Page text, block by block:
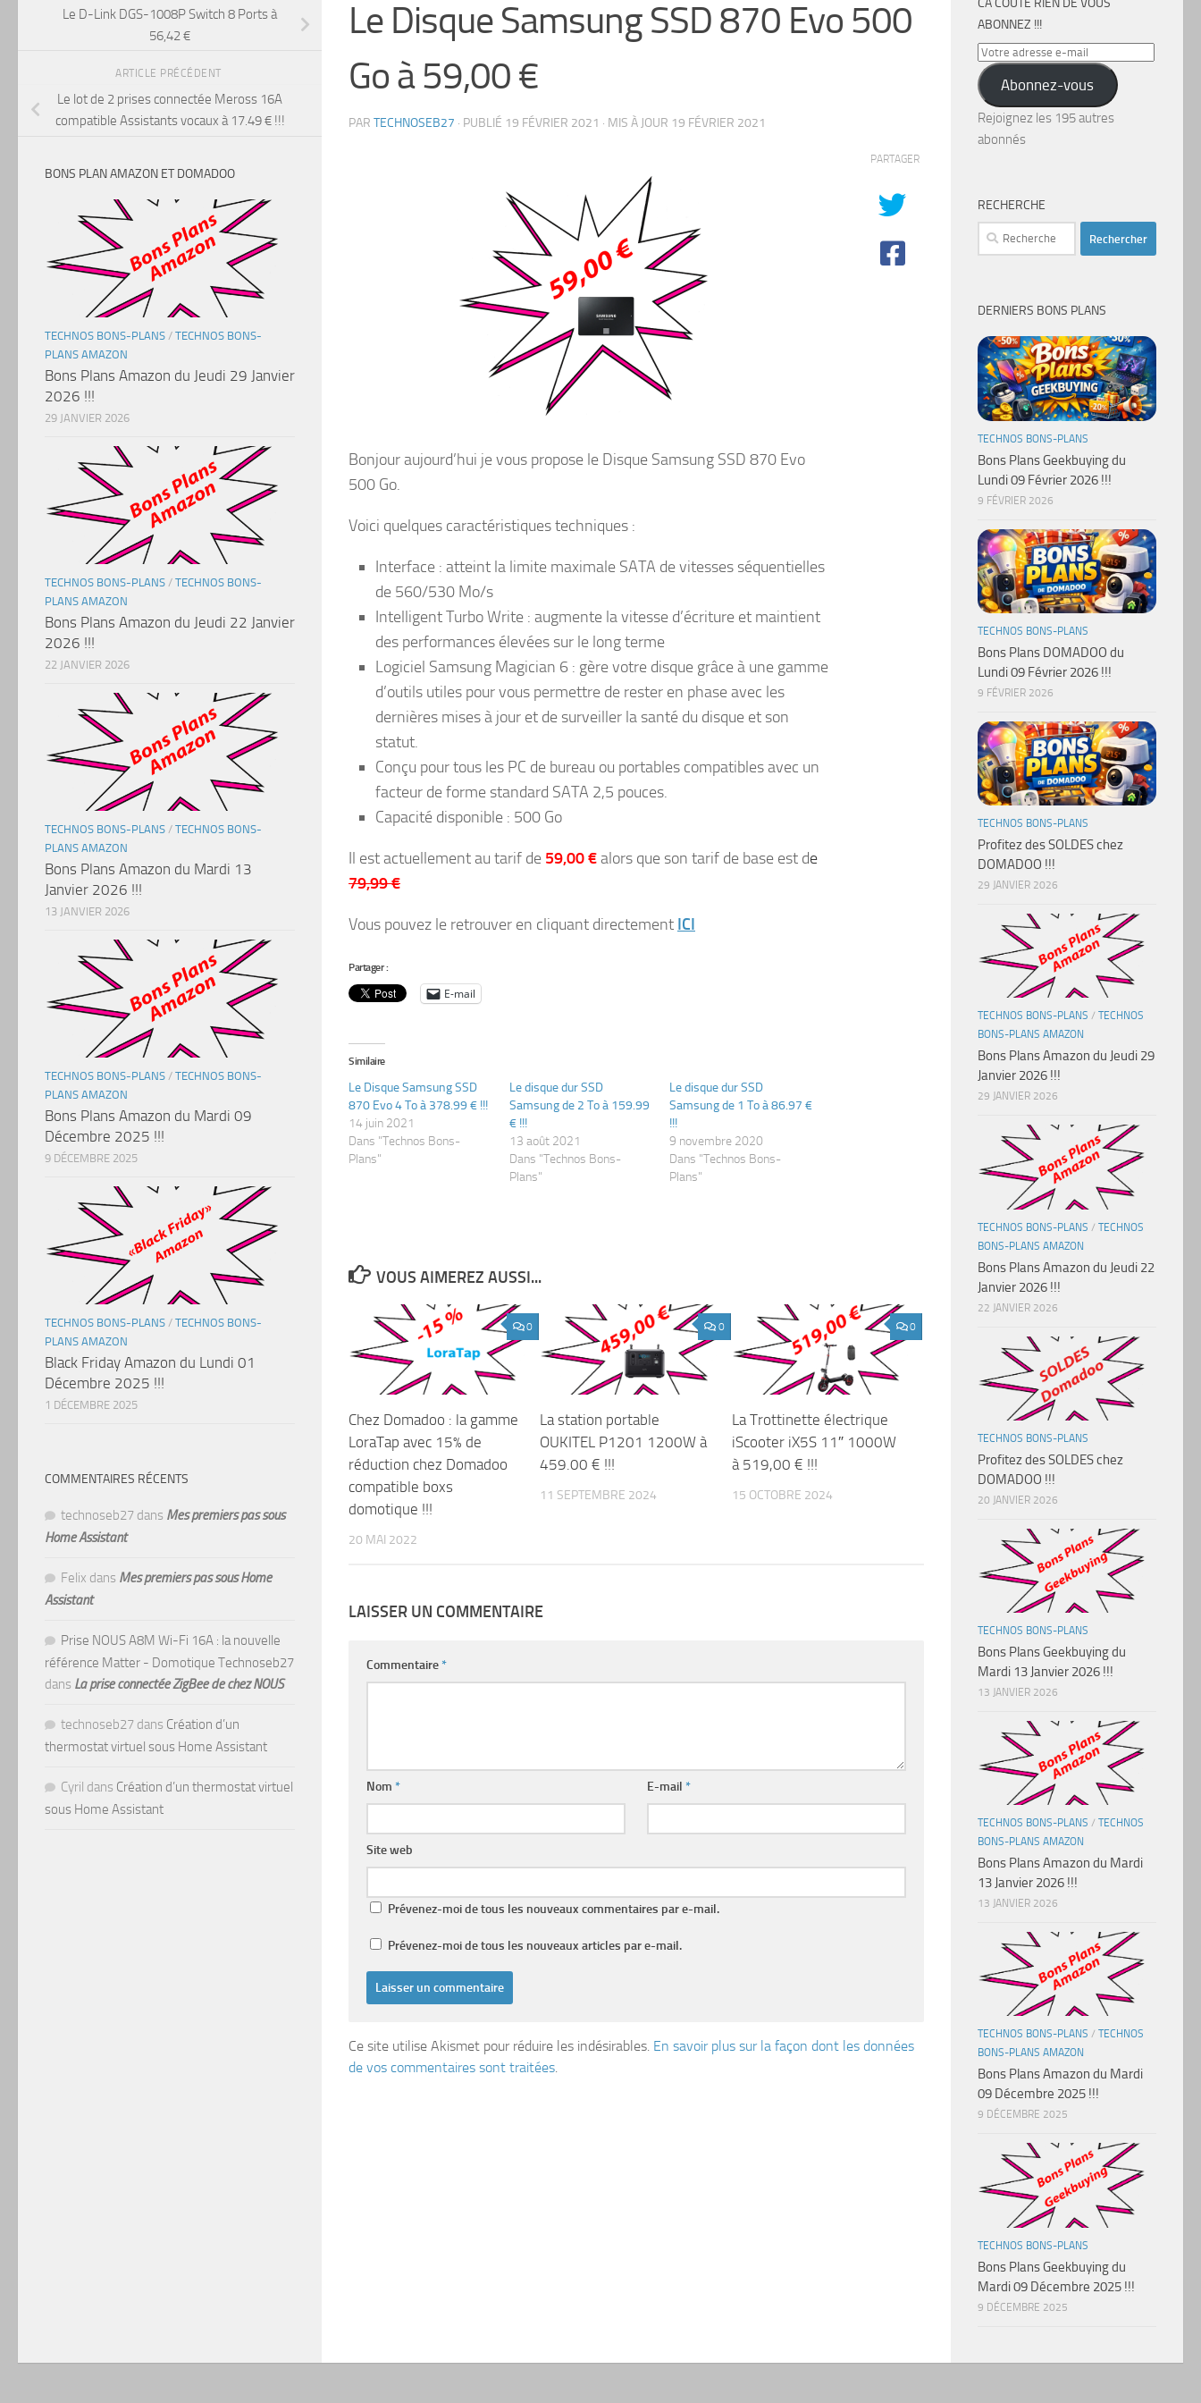
Le Disque Samsung SSD 870 Evo 500
Go à 59,00 €
PAR TECHNOSEB27 · PUBLIÉ 19 FÉVRIER 2021 · MIS À JOUR 19 FÉVRIER 2021
Bonjour aujourd’hui je vous propose le Disque Samsung SSD 870 Evo
500 Go.
Voici quelques caractéristiques techniques :
Interface : atteint la limite maximale SATA de vitesses séquentielles
de 560/530 Mo/s
Intelligent Turbo Write : augmente la vitesse d’écriture et maintient
des performances élevées sur le long terme
Logiciel Samsung Magician 6 : gère votre disque grâce à une gamme
d’outils utiles pour vous permettre de rester en phase avec les
dernières mises à jour et de surveiller la santé du disque et son
statut.
Conçu pour tous les PC de bureau ou portables compatibles avec un
facteur de forme standard SATA 2,5 pouces.
Capacité disponible : 500 Go
Il est actuellement au tarif de 59,00 €alors que son tarif de base est de
79,99 €
Vous pouvez le retrouver en cliquant directement ICI
Partager :
E-mail
Similaire
Le Disque Samsung SSD
870 Evo 4 To à 378.99 € !!!
14 juin 2021
Dans "Technos Bons-
Plans"
Le disque dur SSD
Samsung de 2 To à 159.99
€ !!!
13 août 2021
Dans "Technos Bons-
Plans"
Le disque dur SSD
Samsung de 1 To à 86.97 €
!!!
9 novembre 2020
Dans "Technos Bons-
Plans"
PARTAGER
VOUS AIMEREZ AUSSI...
0
Chez Domadoo : la gamme
LoraTap avec 15% de
réduction chez Domadoo
compatible boxs
domotique !!!
20 MAI 2022
0
La station portable
OUKITEL P1201 1200W à
459.00 € !!!
11 SEPTEMBRE 2024
0
La Trottinette électrique
iScooter iX5S 11″ 1000W
à 519,00 € !!!
15 OCTOBRE 2024
LAISSER UN COMMENTAIRE
Commentaire*
Nom * E-mail*
Site web
Prévenez-moi de tous les nouveaux commentaires par e-mail.
Prévenez-moi de tous les nouveaux articles par e-mail.
Ce site utilise Akismet pour réduire les indésirables. En savoir plus sur la façon dont les données
de vos commentaires sont traitées
Le D-Link DGS-1008P Switch 8 Ports à
56,42 €
ARTICLE PRÉCÉDENT
Le lot de 2 prises connectée Meross 16A
compatible Assistants vocaux à 17.49 € !!!
BONS PLAN AMAZON ET DOMADOO
TECHNOS BONS-PLANS / TECHNOS BONS-
PLANS AMAZON
Bons Plans Amazon du Jeudi 29 Janvier
2026 !!!
29 JANVIER 2026
TECHNOS BONS-PLANS / TECHNOS BONS-
PLANS AMAZON
Bons Plans Amazon du Jeudi 22 Janvier
2026 !!!
22 JANVIER 2026
TECHNOS BONS-PLANS / TECHNOS BONS-
PLANS AMAZON
Bons Plans Amazon du Mardi 13
Janvier 2026 !!!
13 JANVIER 2026
TECHNOS BONS-PLANS / TECHNOS BONS-
PLANS AMAZON
Bons Plans Amazon du Mardi 09
Décembre 2025 !!!
9 DÉCEMBRE 2025
TECHNOS BONS-PLANS / TECHNOS BONS-
PLANS AMAZON
Black Friday Amazon du Lundi 01
Décembre 2025 !!!
1 DÉCEMBRE 2025
COMMENTAIRES RÉCENTS
technoseb27 dans Mes premiers pas sous
Home Assistant
Felix dans Mes premiers pas sous Home
Assistant
Prise NOUS A8M Wi-Fi 16A : la nouvelle
référence Matter - Domotique Technoseb27
dans La prise connectée ZigBee de chez NOUS
technoseb27 dans Création d’un
thermostat virtuel sous Home Assistant
Cyril dans Création d’un thermostat virtuel
sous Home Assistant
CA COÛTE RIEN DE VOUS
ABONNEZ !!!
Votre
adresse
e-
mail
Abonnez-vous
Rejoignez les 195 autres
abonnés
RECHERCHE
Rechercher :
DERNIERS BONS PLANS
TECHNOS BONS-PLANS
Bons Plans Geekbuying du
Lundi 09 Février 2026 !!!
9 FÉVRIER 2026
TECHNOS BONS-PLANS
Bons Plans DOMADOO du
Lundi 09 Février 2026 !!!
9 FÉVRIER 2026
TECHNOS BONS-PLANS
Profitez des SOLDES chez
DOMADOO !!!
29 JANVIER 2026
TECHNOS BONS-PLANS / TECHNOS
BONS-PLANS AMAZON
Bons Plans Amazon du Jeudi 29
Janvier 2026 !!!
29 JANVIER 2026
TECHNOS BONS-PLANS / TECHNOS
BONS-PLANS AMAZON
Bons Plans Amazon du Jeudi 22
Janvier 2026 !!!
22 JANVIER 2026
TECHNOS BONS-PLANS
Profitez des SOLDES chez
DOMADOO !!!
20 JANVIER 2026
TECHNOS BONS-PLANS
Bons Plans Geekbuying du
Mardi 13 Janvier 2026 !!!
13 JANVIER 2026
TECHNOS BONS-PLANS / TECHNOS
BONS-PLANS AMAZON
Bons Plans Amazon du Mardi
13 Janvier 2026 !!!
13 JANVIER 2026
TECHNOS BONS-PLANS / TECHNOS
BONS-PLANS AMAZON
Bons Plans Amazon du Mardi
09 Décembre 2025 !!!
9 DÉCEMBRE 2025
TECHNOS BONS-PLANS
Bons Plans Geekbuying du
Mardi 09 Décembre 2025 !!!
9 DÉCEMBRE 2025